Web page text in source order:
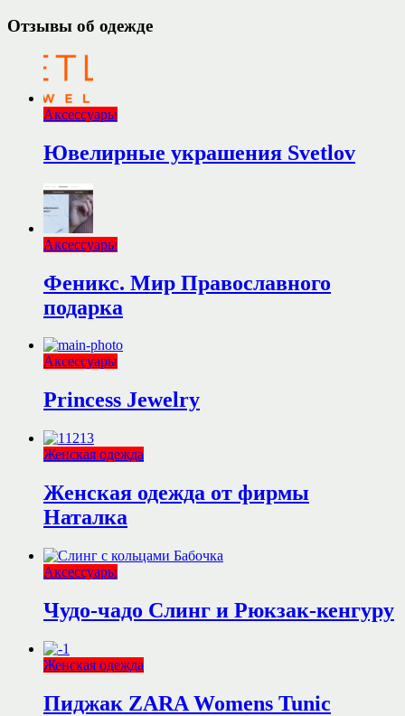
Отзывы об одежде
Аксессуары
Ювелирные украшения Svetlov
Аксессуары
Феникс. Мир Православного
подарка
Аксессуары
Princess Jewelry
Женская одежда
Женская одежда от фирмы
Наталка
Аксессуары
Чудо-чадо Слинг и Рюкзак-кенгуру
Женская одежда
Пиджак ZARA Womens Tunic